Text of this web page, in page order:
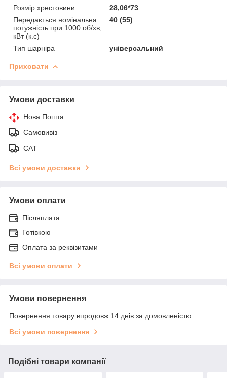
Розмір хрестовини
28,06*73
Передається номінальна
потужність при 1000 об/хв,
кВт (к.с)
40 (55)
Тип шарніра універсальний
Приховати
Умови доставки
Нова Пошта
Самовивіз
САТ
Всі умови доставки
Умови оплати
Післяплата
Готівкою
Оплата за реквізитами
Всі умови оплати
Умови повернення
Повернення товару впродовж 14 днів за домовленістю
Всі умови повернення
Подібні товари компанії